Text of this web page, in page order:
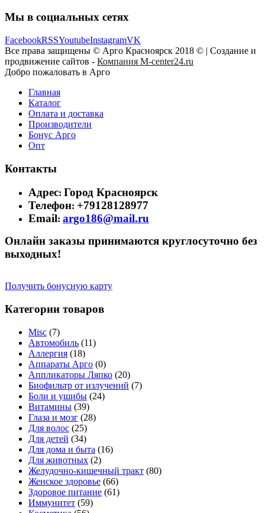
Мы в социальных сетях
FacebookRSSYoutubeInstagramVK
Все права защищены © Арго Красноярск 2018 © | Создание и
продвижение сайтов - Компания M-center24.ru
Добро пожаловать в Арго
Главная
Каталог
Оплата и доставка
Производители
Бонус Арго
Опт
Контакты
Адрес: Город Красноярск
Телефон: +79128128977
Email: argo186@mail.ru
Онлайн заказы принимаются круглосуточно без
выходных!
Получить бонусную карту
Категории товаров
Misc (7)
Автомобиль (11)
Аллергия (18)
Аппараты Арго (0)
Аппликаторы Ляпко (20)
Биофильтр от излучений (7)
Боли и ушибы (24)
Витамины (39)
Глаза и мозг (28)
Для волос (25)
Для детей (34)
Для дома и быта (16)
Для животных (2)
Желудочно-кишечный тракт (80)
Женское здоровье (66)
Здоровое питание (61)
Иммунитет (59)